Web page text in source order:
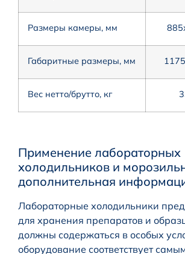
Размеры камеры, мм
Габаритные размеры, мм
Вес нетто/брутто, кг
Применение лабораторных
холодильников и
дополнительная
Лабораторные холодильники
для хранения препаратов и
должны содержаться в особых
оборудование соответствует